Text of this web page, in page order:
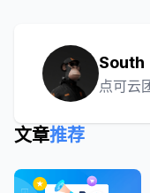
South
点可云
文章推荐